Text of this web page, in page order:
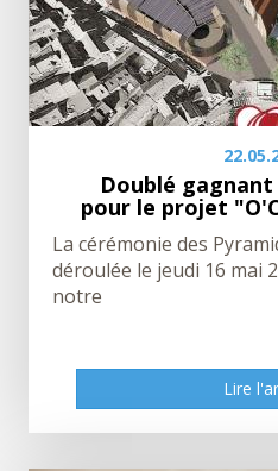
Doublé
pour le projet
La cérémonie des
déroulée le jeudi 16 mai
notre
Lire
Lire